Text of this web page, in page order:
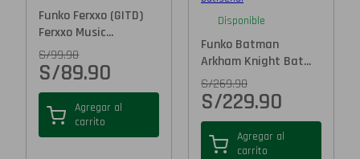
Funko Ferxxo (GITD)
Ferxxo Music...
S/99.90
S/89.90
Agregar al
carrito
Disponible
Funko Batman
Arkham Knight Bat...
S/269.90
S/229.90
Agregar al
carrito